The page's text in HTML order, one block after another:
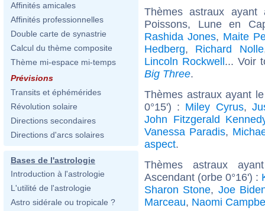
Affinités amicales
Affinités professionnelles
Double carte de synastrie
Calcul du thème composite
Thème mi-espace mi-temps
Prévisions
Transits et éphémérides
Révolution solaire
Directions secondaires
Directions d'arcs solaires
Bases de l'astrologie
Introduction à l'astrologie
L'utilité de l'astrologie
Astro sidérale ou tropicale ?
Thèmes astraux
Poissons, Lune en
Rashida Jones, Maite
Hedberg, Richard Nolle
Lincoln Rockwell... Voir
Big Three.
Thèmes astraux ayant
0°15') : Miley Cyrus,
John Fitzgerald
Vanessa Paradis,
aspect.
Thèmes astraux
Ascendant (orbe 0°16') :
Sharon Stone, Joe
Marceau, Naomi